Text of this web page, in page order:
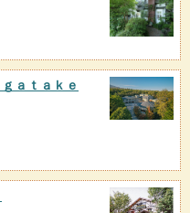
ａｔａｋｅ